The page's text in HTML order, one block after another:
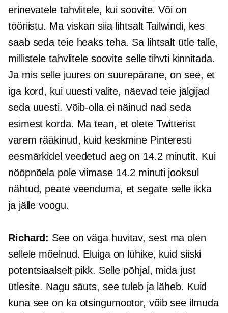
erinevatele tahvlitele, kui soovite. Või on
tööriistu. Ma viskan siia lihtsalt Tailwindi, kes
saab seda teie heaks teha. Sa lihtsalt ütle talle,
millistele tahvlitele soovite selle tihvti kinnitada.
Ja mis selle juures on suurepärane, on see, et
iga kord, kui uuesti valite, näevad teie jälgijad
seda uuesti. Võib-olla ei näinud nad seda
esimest korda. Ma tean, et olete Twitterist
varem rääkinud, kuid keskmine Pinteresti
eesmärkidel veedetud aeg on 14.2 minutit. Kui
nööpnõela pole viimase 14.2 minuti jooksul
nähtud, peate veenduma, et segate selle ikka
ja jälle voogu.
Richard: See on väga huvitav, sest ma olen
sellele mõelnud. Eluiga on lühike, kuid siiski
potentsiaalselt pikk. Selle põhjal, mida just
ütlesite. Nagu säuts, see tuleb ja läheb. Kuid
kuna see on ka otsingumootor, võib see ilmuda